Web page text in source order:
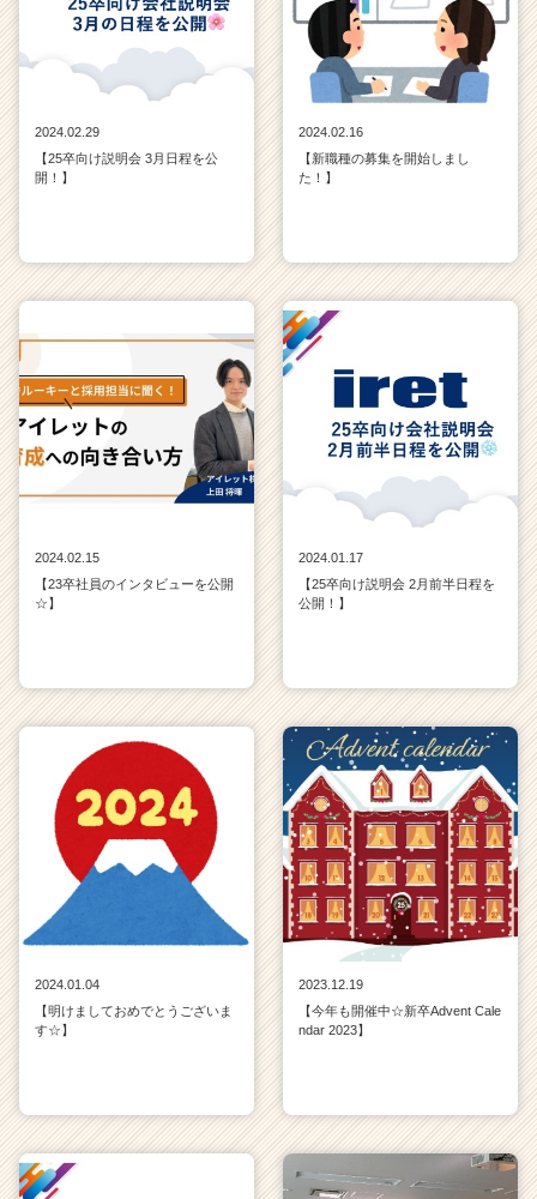
2024.02.29
【25卒向け説明会 3月日程を公
開！】
2024.02.16
【新職種の募集を開始しまし
た！】
2024.02.15
【23卒社員のインタビューを公開
☆】
2024.01.17
【25卒向け説明会 2月前半日程を
公開！】
2024.01.04
【明けましておめでとうございま
す☆】
2023.12.19
【今年も開催中☆新卒Advent Cale
ndar 2023】